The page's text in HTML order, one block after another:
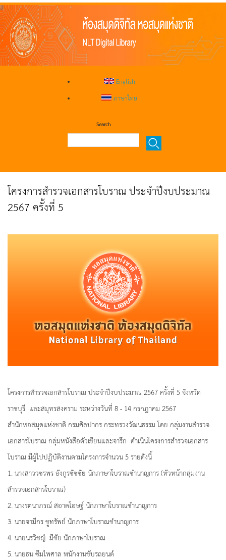
English
ภาษาไทย
Search
โครงการสำรวจเอกสารโบราณ ประจำปีงบประมาณ
2567 ครั้งที่ 5
โครงการสำรวจเอกสารโบราณ ประจำปีงบประมาณ 2567 ครั้งที่ 5 จังหวัด
ราชบุรี และสมุทรสงคราม ระหว่างวันที่ 8 - 14 กรกฎาคม 2567
สำนักหอสมุดแห่งชาติ กรมศิลปากร กระทรวงวัฒนธรรม โดย กลุ่มงานสำรวจ
เอกสารโบราณ กลุ่มหนังสือตัวเขียนและจารึก ดำเนินโครงการสำรวจเอกสาร
โบราณ มีผู้ไปปฏิบัติงานตามโครงการจำนวน 5 รายดังนี้
1. นางสาววชรพร อังกูรชัชชัย นักภาษาโบราณชำนาญการ (หัวหน้ากลุ่มงาน
สำรวจเอกสารโบราณ)
2. นางรตนาภรณ์ สอาดโอษฐ์ นักภาษาโบราณชำนาญการ
3. นายจามีกร ชูทรัพย์ นักภาษาโบราณชำนาญการ
4. นายนรวิชญ์ มีชัย นักภาษาโบราณ
5. นายธน ซึมไพศาล พนักงานขับรถยนต์